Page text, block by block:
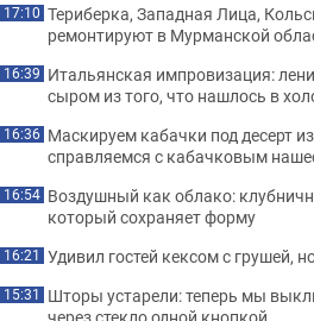
17:10 Териберка, Западная Лица,
ремонтируют в Мурманской
16:39 Итальянская импровизация:
сыром из того, что нашлось в
16:36 Маскируем кабачки под десерт
справляемся с кабачковым
16:54 Воздушный как облако:
который сохраняет форму
16:21 Удивил гостей кексом с грушей,
15:31 Шторы устарели: теперь мы